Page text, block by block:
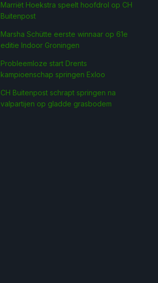
Marriët Hoekstra speelt hoofdrol op CH
Buitenpost
Marsha Schütte eerste win­naar op 61e
editie Indoor Groningen
Probleemloze start Drents
kampioenschap springen Exloo
CH Buitenpost schrapt springen na
valpartijen op gladde grasbodem